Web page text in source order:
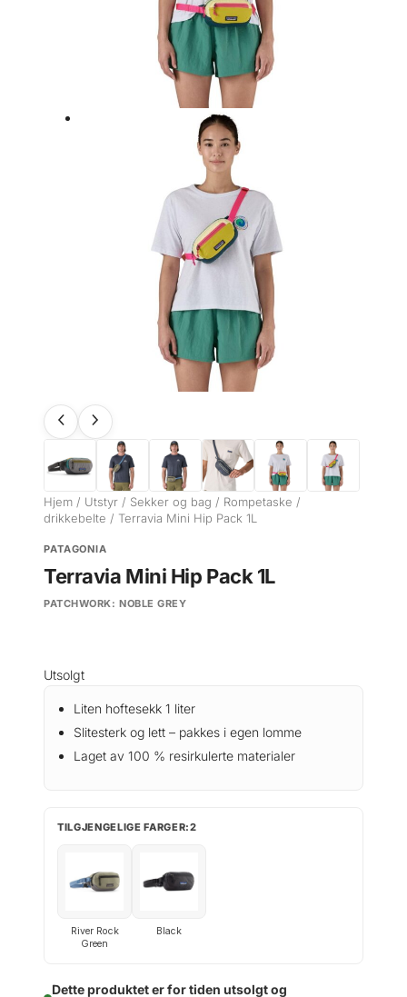
Hjem / Utstyr / Sekker og bag / Rompetaske /
drikkebelte / Terravia Mini Hip Pack 1L
PATAGONIA
Terravia Mini Hip Pack 1L
PATCHWORK: NOBLE GREY
Utsolgt
Liten hoftesekk 1 liter
Slitesterk og lett – pakkes i egen lomme
Laget av 100 % resirkulerte materialer
TILGJENGELIGE FARGER:2
River Rock
Green
Black
Dette produktet er for tiden utsolgt og